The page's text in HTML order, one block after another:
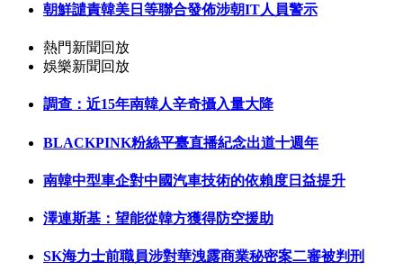
朝鮮譴責韓美日等聯合發佈涉朝IT人員警示
熱門新聞回放
娛樂新聞回放
調查：近15年南韓人辛奇攝入量大降
BLACKPINK粉絲平臺直播紀念出道十週年
南韓中型車企對中國汽車技術的依賴度日益提升
澤連斯基：望能從韓方獲得防空援助
SK海力士前職員涉對華洩露商業秘密案二審被判刑